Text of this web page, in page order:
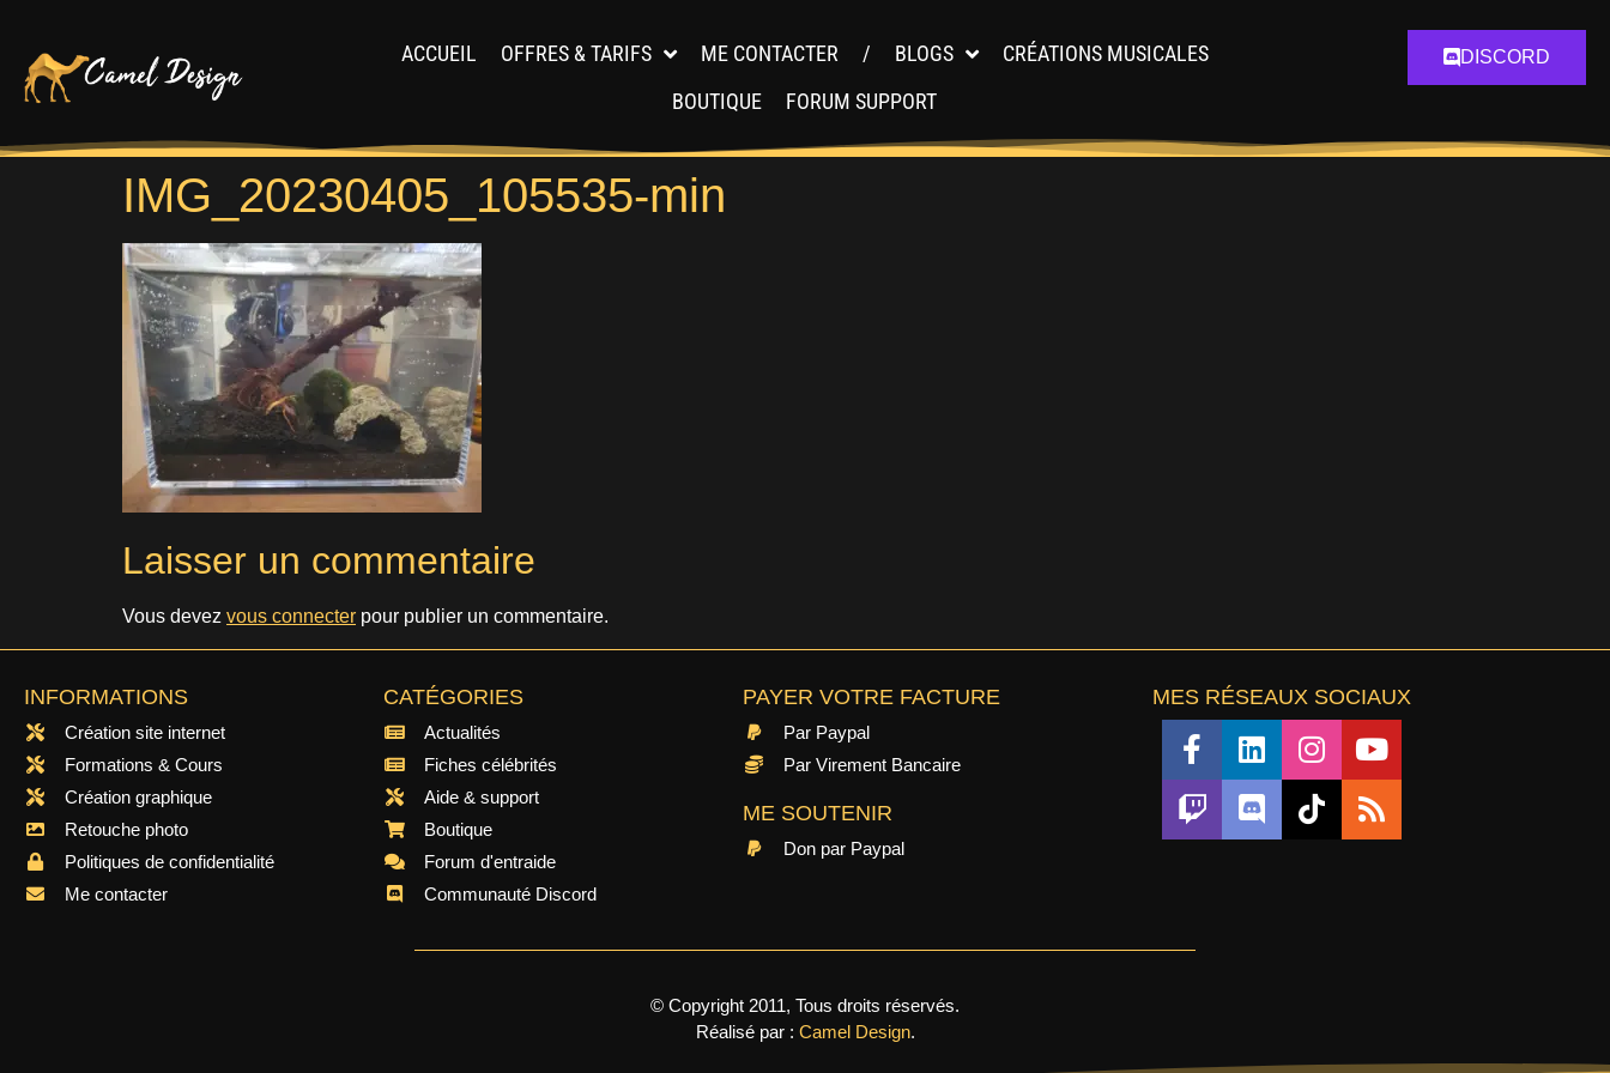
ACCUEIL OFFRES & TARIFS ME CONTACTER / BLOGS
CRÉATIONS MUSICALES
BOUTIQUE
FORUM SUPPORT
DISCORD
IMG_20230405_105535-min
Laisser un commentaire
Vous devez vous connecter pour publier un commentaire.
INFORMATIONS
Création site internet
Formations & Cours
Création graphique
Retouche photo
Politiques de confidentialité
Me contacter
CATÉGORIES
Actualités
Fiches célébrités
Aide & support
Boutique
Forum d'entraide
Communauté Discord
PAYER VOTRE FACTURE
Par Paypal
Par Virement Bancaire
ME SOUTENIR
Don par Paypal
MES RÉSEAUX SOCIAUX
© Copyright 2011, Tous droits réservés.
Réalisé par : Camel Design.